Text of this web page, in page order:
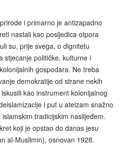
i primarno je antizapadno
nastali kao posljedica otpora
su, prije svega, o dignitetu
stjecanje političke, kulturne i
gospodara. Ne treba
demokratije od strane nekih
kao instrument kolonijalnog
i put u ateizam snažno
tradicijskim naslijeđem.
koji je opstao do danas jesu
al-Muslimin), osnovan 1928.